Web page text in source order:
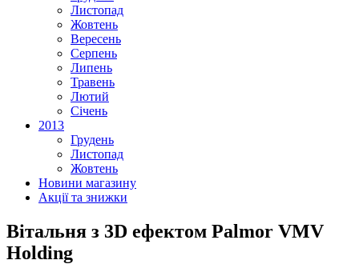
Листопад
Жовтень
Вересень
Серпень
Липень
Травень
Лютий
Січень
2013
Грудень
Листопад
Жовтень
Новини магазину
Акції та знижки
Вітальня з 3D ефектом Palmor VMV
Holding